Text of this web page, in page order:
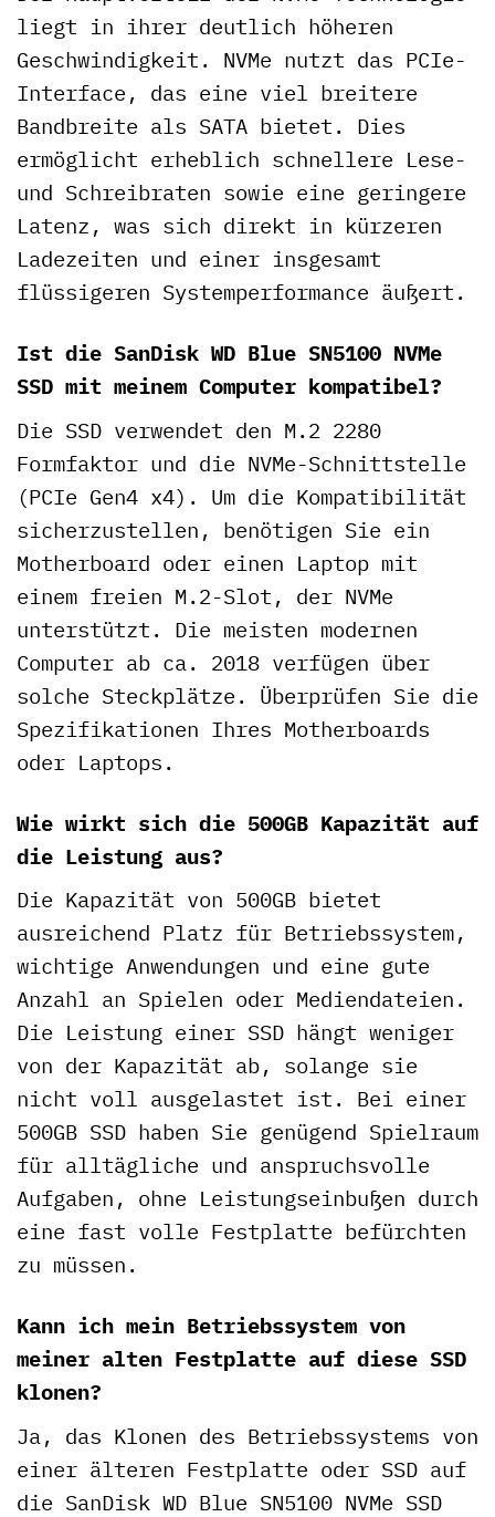
liegt in ihrer deutlich höheren
Geschwindigkeit. NVMe nutzt das PCIe-
Interface, das eine viel breitere
Bandbreite als SATA bietet. Dies
ermöglicht erheblich schnellere Lese-
und Schreibraten sowie eine geringere
Latenz, was sich direkt in kürzeren
Ladezeiten und einer insgesamt
flüssigeren Systemperformance äußert.
Ist die SanDisk WD Blue SN5100 NVMe
SSD mit meinem Computer kompatibel?
Die SSD verwendet den M.2 2280
Formfaktor und die NVMe-Schnittstelle
(PCIe Gen4 x4). Um die Kompatibilität
sicherzustellen, benötigen Sie ein
Motherboard oder einen Laptop mit
einem freien M.2-Slot, der NVMe
unterstützt. Die meisten modernen
Computer ab ca. 2018 verfügen über
solche Steckplätze. Überprüfen Sie die
Spezifikationen Ihres Motherboards
oder Laptops.
Wie wirkt sich die 500GB Kapazität auf
die Leistung aus?
Die Kapazität von 500GB bietet
ausreichend Platz für Betriebssystem,
wichtige Anwendungen und eine gute
Anzahl an Spielen oder Mediendateien.
Die Leistung einer SSD hängt weniger
von der Kapazität ab, solange sie
nicht voll ausgelastet ist. Bei einer
500GB SSD haben Sie genügend Spielraum
für alltägliche und anspruchsvolle
Aufgaben, ohne Leistungseinbußen durch
eine fast volle Festplatte befürchten
zu müssen.
Kann ich mein Betriebssystem von
meiner alten Festplatte auf diese SSD
klonen?
Ja, das Klonen des Betriebssystems von
einer älteren Festplatte oder SSD auf
die SanDisk WD Blue SN5100 NVMe SSD